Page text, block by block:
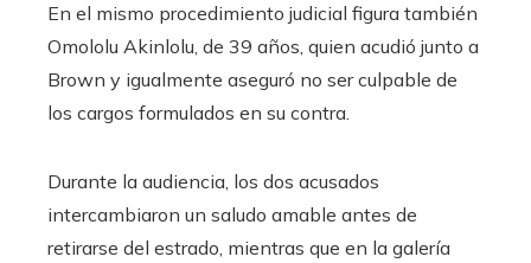
En el mismo procedimiento judicial figura también
Omololu Akinlolu, de 39 años, quien acudió junto a
Brown y igualmente aseguró no ser culpable de
los cargos formulados en su contra.
Durante la audiencia, los dos acusados
intercambiaron un saludo amable antes de
retirarse del estrado, mientras que en la galería